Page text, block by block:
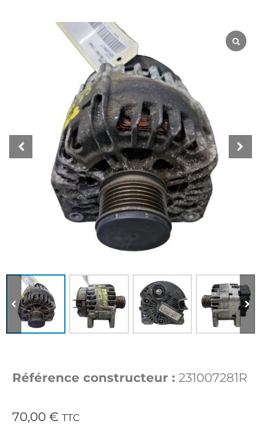
Référence constructeur : 231007281R
70,00 € TTC